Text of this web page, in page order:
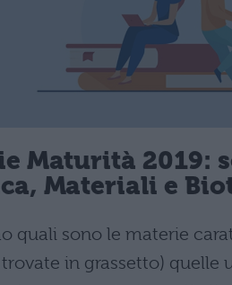
Maturità 2019:
Materiali e
quali sono le materie
in grassetto) quelle